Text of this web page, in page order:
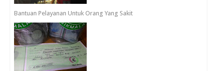
Bantuan Pelayanan Untuk Orang Yang Sakit